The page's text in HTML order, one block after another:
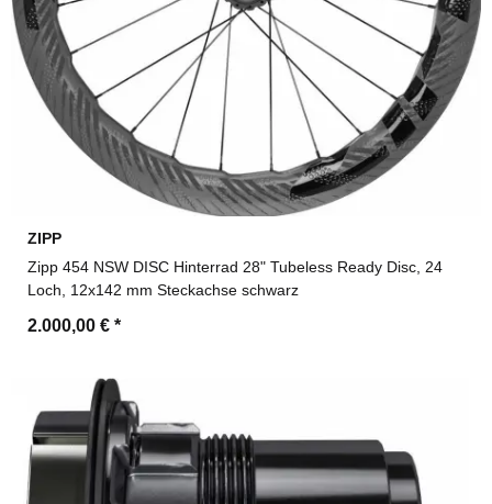
ZIPP
Zipp 454 NSW DISC Hinterrad 28" Tubeless Ready Disc, 24
Loch, 12x142 mm Steckachse schwarz
2.000,00 € *